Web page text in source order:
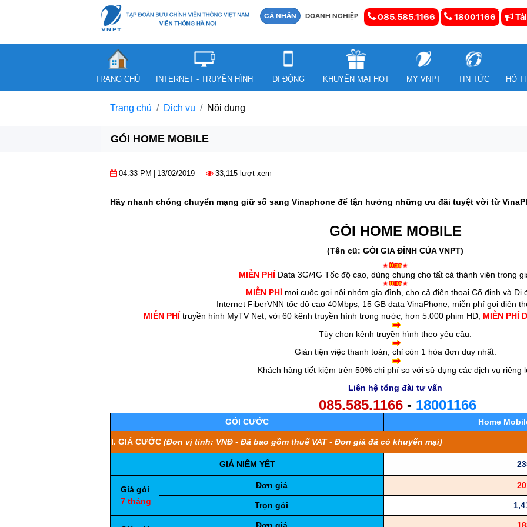
CÁ NHÂN DOANH NGHIỆP 085.585.1166 18001166
TRANG CHỦ INTERNET - TRUYỀN HÌNH DI ĐỘNG KHUYẾN MẠI HOT MY VNPT TIN TỨC HỖ
Trang chủ Dịch vụ Nội dung
GÓI HOME MOBILE
04:33 PM 13/02/2019 33,115 lượt xem
Hãy nhanh chóng chuyển mạng giữ số sang Vinaphone để tận hưởng những ưu đãi tuyệt vời từ
GÓI HOME MOBILE
(Tên cũ: GÓI GIA ĐÌNH CỦA VNPT)
MIỄN PHÍ Data 3G/4G Tốc độ cao, dùng chung cho tất cả thành viên trong
MIỄN PHÍ mọi cuộc gọi nội nhóm gia đình, cho cả điện thoại Cố định và Di
Internet FiberVNN tốc độ cao 40Mbps; 15 GB data VinaPhone; miễn phí gọi điện
MIỄN PHÍ truyền hình MyTV Net, với 60 kênh truyền hình trong nước, hơn 5.000 phim HD, MIỄN PHÍ
Tùy chọn kênh truyền hình theo yêu cầu.
Giản tiện việc thanh toán, chỉ còn 1 hóa đơn duy nhất.
Khách hàng tiết kiệm trên 50% chi phí so với sử dụng các dịch vụ riêng
Liên hệ tổng đài tư vấn
085.585.1166- 18001166
GÓI CƯỚC Home
I. GIÁ CƯỚC (Đơn vị tính: VNĐ - Đã bao gồm thuế VAT - Đơn giá đã có khuyến mại)
GIÁ NIÊM YẾT
Giá gói
7 tháng
Đơn giá
Trọn gói